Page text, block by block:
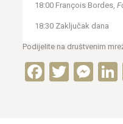
18:00 François Bordes,
18:30 Zaključak dana
Podijelite na društvenim
Facebook